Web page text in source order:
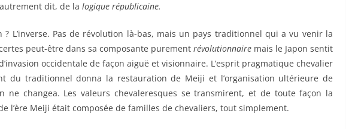
dit, de la logique républicaine.
? L’inverse. Pas de révolution là-bas, mais un pays traditionnel qui a vu venir la
peut-être dans sa composante purement révolutionnaire mais le Japon sentit
occidentale de façon aiguë et visionnaire. L’esprit pragmatique chevalier
du traditionnel donna la restauration de Meiji et l’organisation ultérieure de
ne changea. Les valeurs chevaleresques se transmirent, et de toute façon la
l’ère Meiji était composée de familles de chevaliers, tout simplement.